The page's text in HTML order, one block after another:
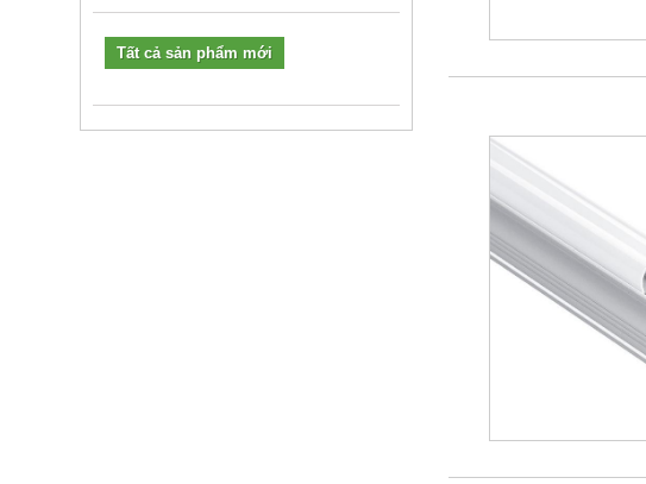
Tất cả sản phẩm mới